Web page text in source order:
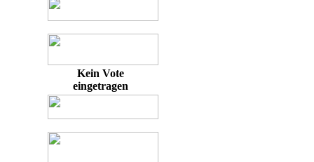
Kein Vote
eingetragen